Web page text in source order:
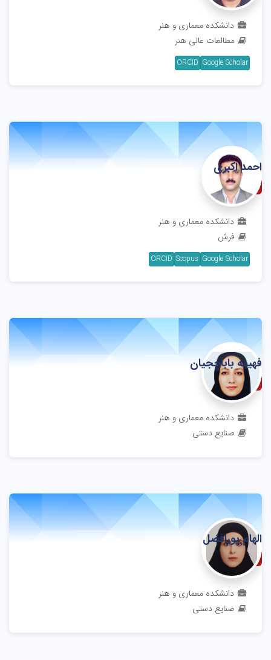
دانشکده معماری و هنر
مطالعات عالی هنر
Google Scholar
ORCID
احمد اکبری
دانشکده معماری و هنر
فرش
Google Scholar
Scopus
ORCID
فهیمه باباحجیان
مربی
دانشکده معماری و هنر
صنایع دستی
الهام پورافضل
استادیار
دانشکده معماری و هنر
صنایع دستی